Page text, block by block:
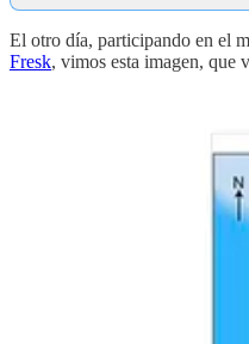
El otro día, participando en el
Fresk, vimos esta imagen, que